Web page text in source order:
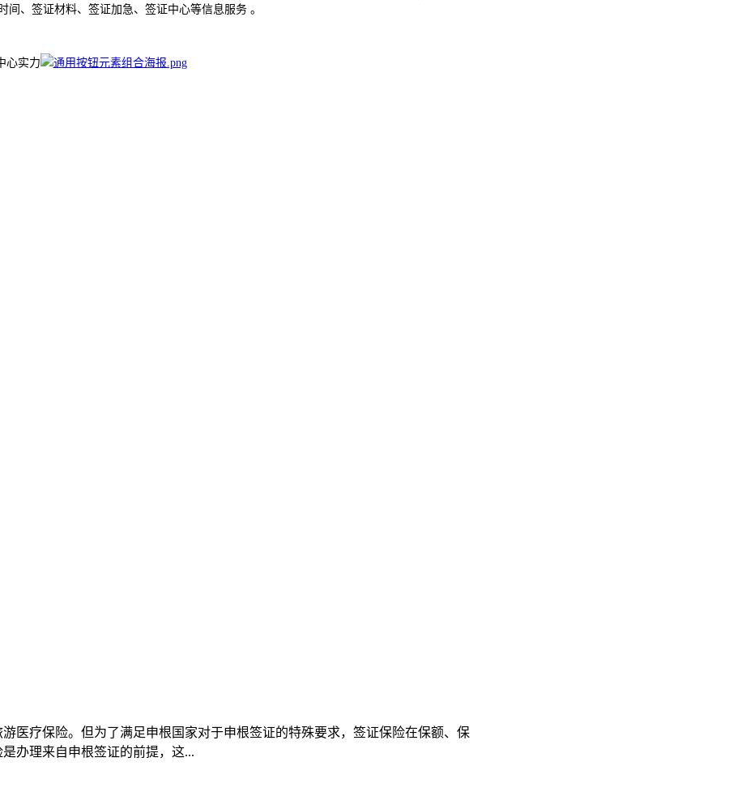
间、签证材料、签证加急、签证中心等信息服务 。
疗保险。但为了满足申根国家对于申根签证的特殊要求，签证保险在保额、保
办理来自申根签证的前提，这...